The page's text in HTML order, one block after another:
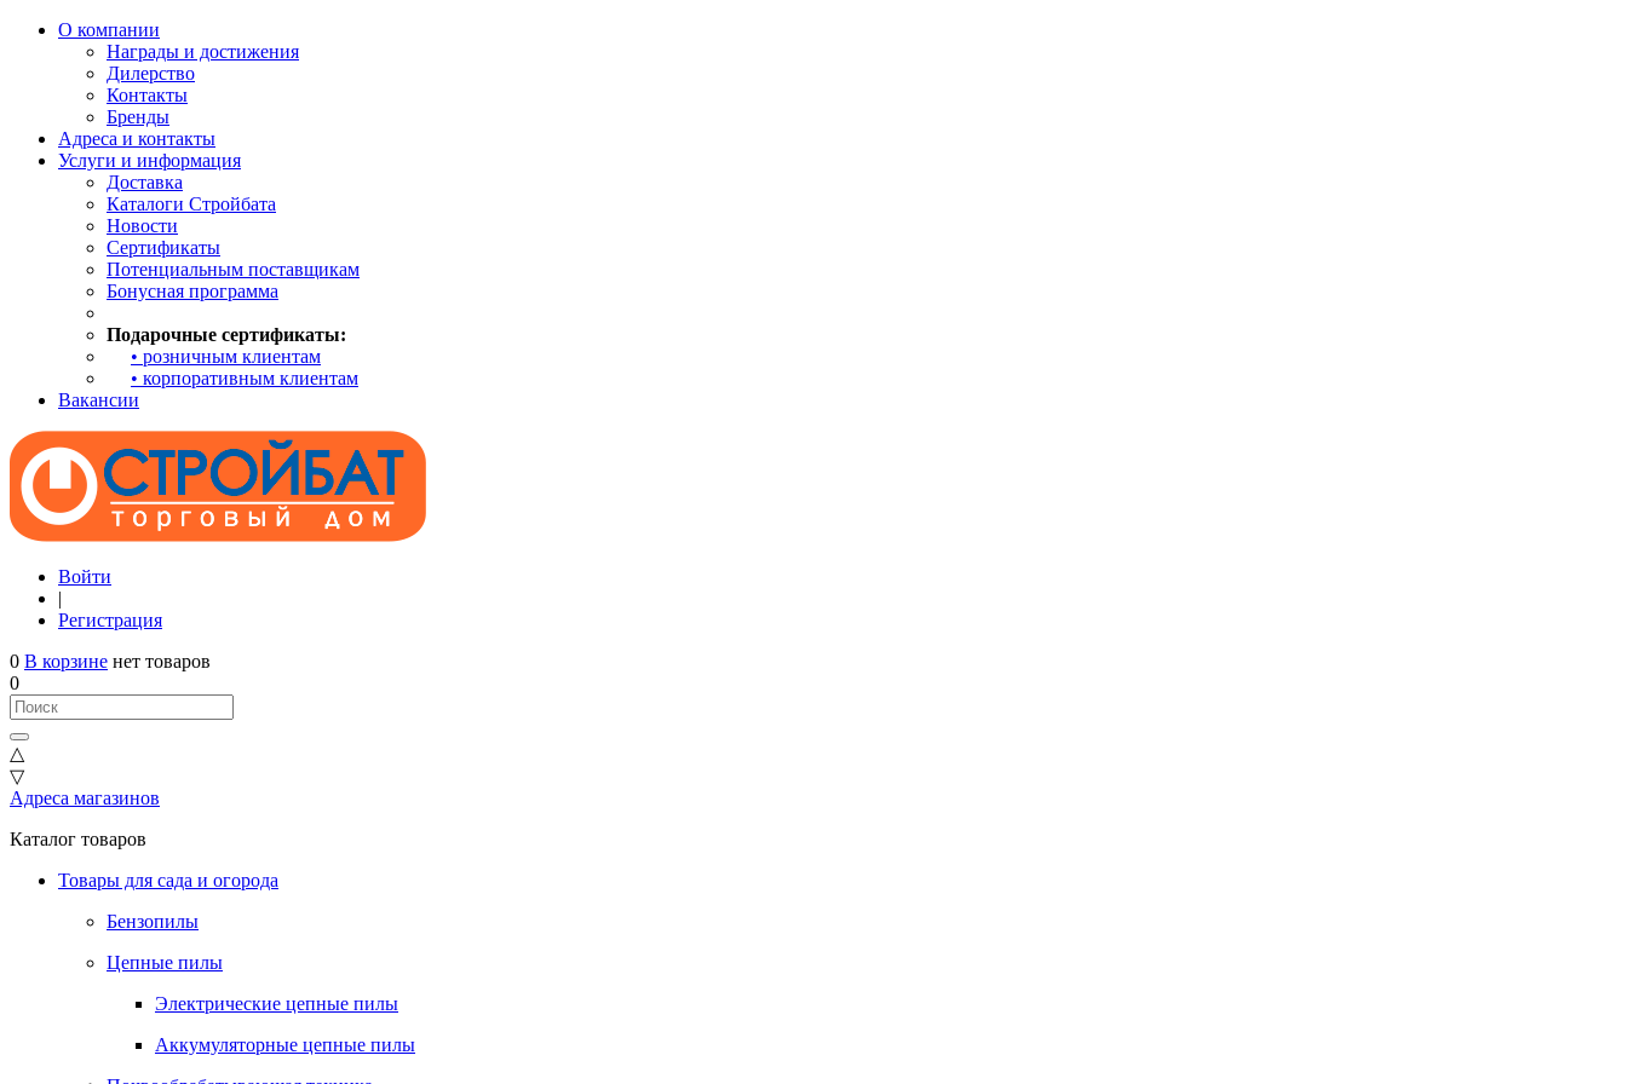
О компании
Награды и достижения
Дилерство
Контакты
Бренды
Адреса и контакты
Услуги и информация
Доставка
Каталоги Стройбата
Новости
Сертификаты
Потенциальным поставщикам
Бонусная программа
Подарочные сертификаты:
• розничным клиентам
• корпоративным клиентам
Вакансии
Войти
|
Регистрация
0 В корзине нет товаров
0
△
▽
Адреса магазинов
Каталог товаров
Товары для сада и огорода
Бензопилы
Цепные пилы
Электрические цепные пилы
Аккумуляторные цепные пилы